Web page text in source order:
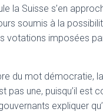
la Suisse s’en
soumis à la
votations imposées
du mot démocratie,
pas une, puisqu’il est
expliquer